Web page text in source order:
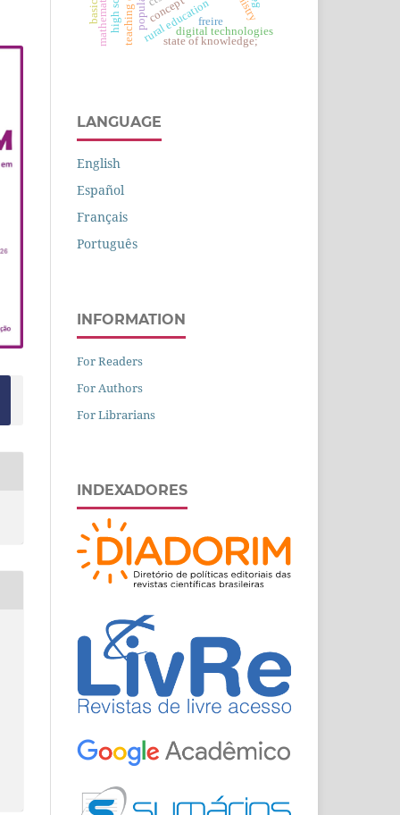
rural educationdigital technologies
concept
state of knowledge;
freire
LANGUAGE
English
Español
Français
Português
INFORMATION
For Readers
For Authors
For Librarians
INDEXADORES